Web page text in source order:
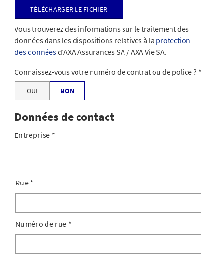
Télécharger le fichier
Vous trouverez des informations sur le traitement des
données dans les dispositions relatives à la protection
des donnéesd’AXA Assurances SA / AXA Vie SA.
Connaissez-vous votre numéro de contrat ou de police ?
OUI NON
Données de contact
Entreprise *
Rue *
Numéro de rue *